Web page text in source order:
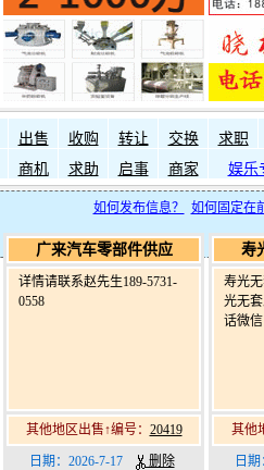
出售 收购 转让 交换
求职
商机 求助 启事 商家 娱乐
如何发布信息？ 如何固定在
广来汽车零部件供应
详情请联系赵先生189-5731-
0558
其他地区出售↑编号： 20419
日期：2026-7-17 删除
寿
寿光
光无
话微信
其他
日